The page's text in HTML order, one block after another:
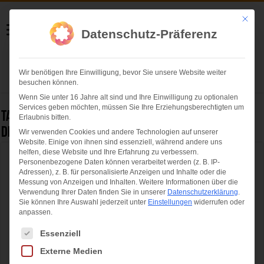
Helmut Swoboda
Fotografie
Herzlich willkommen
Tag Archives:
Deutschen Theater München
Der Medicus feiert Premiere im Deutschen
Theater München
Mit
Datenschutz-Präferenz
Wir benötigen Ihre Einwilligung, bevor Sie unsere Website weiter
besuchen können.
Wenn Sie unter 16 Jahre alt sind und Ihre Einwilligung zu optionalen
Services geben möchten, müssen Sie Ihre Erziehungsberechtigten um
Erlaubnis bitten.
Wir verwenden Cookies und andere Technologien auf unserer
Website. Einige von ihnen sind essenziell, während andere uns
helfen, diese Website und Ihre Erfahrung zu verbessern.
Personenbezogene Daten können verarbeitet werden (z. B. IP-
Adressen), z. B. für personalisierte Anzeigen und Inhalte oder die
Messung von Anzeigen und Inhalten. Weitere Informationen über die
Verwendung Ihrer Daten finden Sie in unserer Datenschutzerklärung.
Sie können Ihre Auswahl jederzeit unter Einstellungen widerrufen oder
anpassen.
Es folgt eine Liste der Service-Gruppen, für die eine Einwilligung
Essenziell
Externe Medien